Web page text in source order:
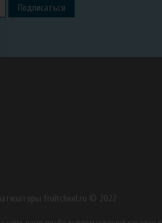
Подписаться
fruitcloud.ru © 2022